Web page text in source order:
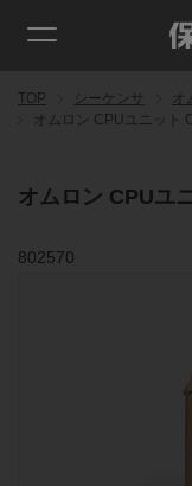
TOP シーケンサ
オムロン CPUユニット
オムロン CPUユ
802570